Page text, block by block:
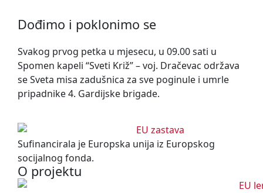
Dođimo i poklonimo se
Svakog prvog petka u mjesecu, u 09.00 sati u
Spomen kapeli “Sveti Križ” – voj. Dračevac održava
se Sveta misa zadušnica za sve poginule i umrle
pripadnike 4. Gardijske brigade.
Sufinancirala je Europska unija iz Europskog
socijalnog fonda.
O projektu